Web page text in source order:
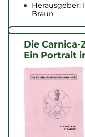
Braun
Die
Ein Portrait